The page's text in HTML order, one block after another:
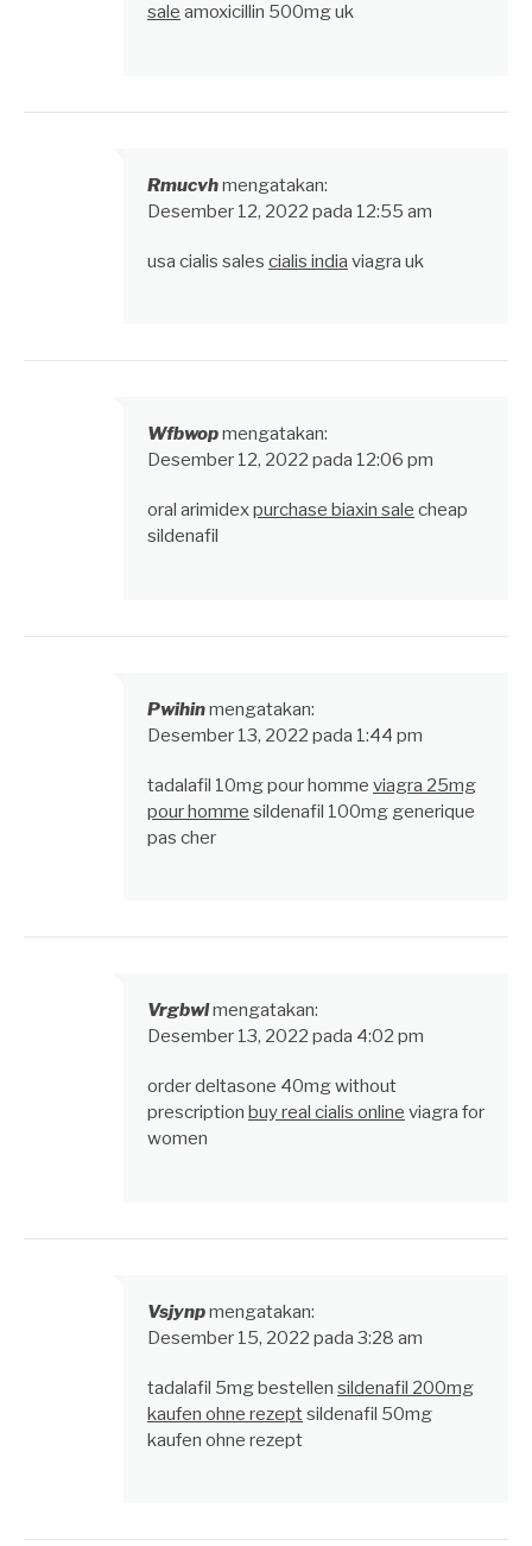
sale amoxicillin 500mg uk
Rmucvhmengatakan:
Desember 12, 2022 pada 12:55 am
usa cialis sales cialis india viagra uk
Wfbwopmengatakan:
Desember 12, 2022 pada 12:06 pm
oral arimidexpurchase biaxin sale cheap
sildenafil
Pwihinmengatakan:
Desember 13, 2022 pada 1:44 pm
tadalafil 10mg pour homme viagra 25mg
pour homme sildenafil 100mg generique
pas cher
Vrgbwlmengatakan:
Desember 13, 2022 pada 4:02 pm
order deltasone 40mg without
prescription buy real cialis online viagra for
women
Vsjynpmengatakan:
Desember 15, 2022 pada 3:28 am
tadalafil 5mg bestellen sildenafil 200mg
kaufen ohne rezeptsildenafil 50mg
kaufen ohne rezept